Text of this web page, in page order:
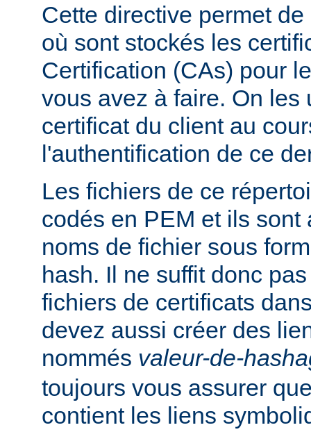
Cette directive permet
où sont stockés les
Certification (CAs) pour
vous avez à faire. On les
certificat du client au
l'authentification de ce
Les fichiers de ce
codés en PEM et ils sont
noms de fichier sous
hash. Il ne suffit donc
fichiers de certificats
devez aussi créer des
nommés valeur-de-
toujours vous assurer
contient les liens